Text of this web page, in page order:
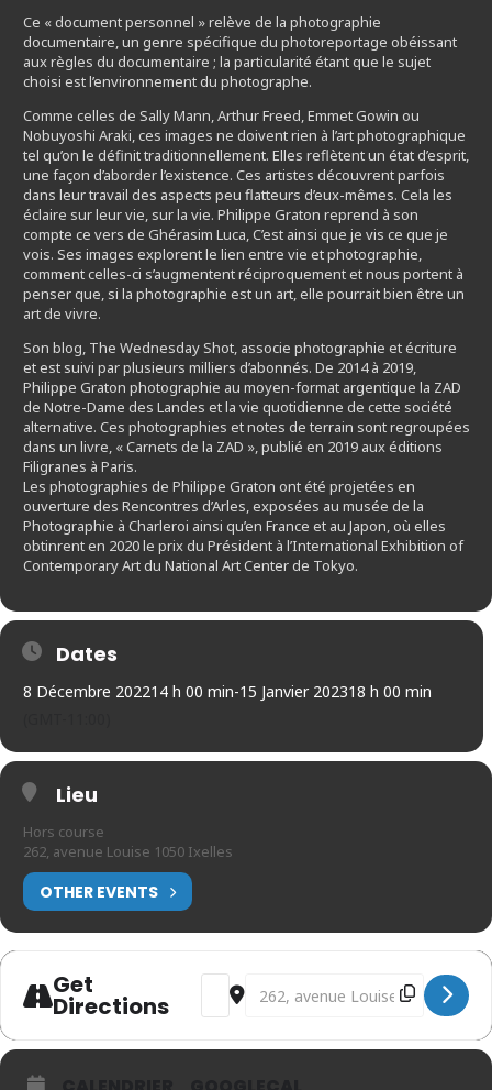
Ce « document personnel » relève de la photographie
documentaire, un genre spécifique du photoreportage obéissant
aux règles du documentaire ; la particularité étant que le sujet
choisi est l’environnement du photographe.
Comme celles de Sally Mann, Arthur Freed, Emmet Gowin ou
Nobuyoshi Araki, ces images ne doivent rien à l’art photographique
tel qu’on le définit traditionnellement. Elles reflètent un état d’esprit,
une façon d’aborder l’existence. Ces artistes découvrent parfois
dans leur travail des aspects peu flatteurs d’eux-mêmes. Cela les
éclaire sur leur vie, sur la vie. Philippe Graton reprend à son
compte ce vers de Ghérasim Luca, C’est ainsi que je vis ce que je
vois. Ses images explorent le lien entre vie et photographie,
comment celles-ci s’augmentent réciproquement et nous portent à
penser que, si la photographie est un art, elle pourrait bien être un
art de vivre.
Son blog, The Wednesday Shot, associe photographie et écriture
et est suivi par plusieurs milliers d’abonnés. De 2014 à 2019,
Philippe Graton photographie au moyen-format argentique la ZAD
de Notre-Dame des Landes et la vie quotidienne de cette société
alternative. Ces photographies et notes de terrain sont regroupées
dans un livre, « Carnets de la ZAD », publié en 2019 aux éditions
Filigranes à Paris.
Les photographies de Philippe Graton ont été projetées en
ouverture des Rencontres d’Arles, exposées au musée de la
Photographie à Charleroi ainsi qu’en France et au Japon, où elles
obtinrent en 2020 le prix du Président à l’International Exhibition of
Contemporary Art du National Art Center de Tokyo.
Dates
8 Décembre 202214 h 00 min-15 Janvier 202318 h 00 min
Lieu
Hors course
262, avenue Louise 1050 Ixelles
OTHER EVENTS
Get
Directions
Address - Didier de Radiguès &
Destination Address - Didier de